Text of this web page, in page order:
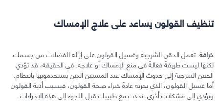
تنظيف القولون يساعد على علاج الإمساك
خرافة. تعمل الحقن الشرجية وغسيل القولون على إزالة الفضلات من جسمك.
لكنها ليست طريقةً فعالةً في منع الإمساك أو علاجه. في الحقيقة، قد تؤدي
الحقن الشرجية إلى حدوث الإمساك عند المسنين الذين يستخدمونها بانتظام.
أما غسيل القولون، الذي يجريه عادةً خبراء صحة القولون، فيسبب أذية القولون
ويؤدي إلى مشكلات أخرى. تحدث مع طبيبك قبل اللجوء إلى هذه الإجراءات.